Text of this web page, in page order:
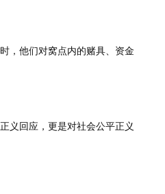
，他们对窝点内的赌具、资金
义回应，更是对社会公平正义